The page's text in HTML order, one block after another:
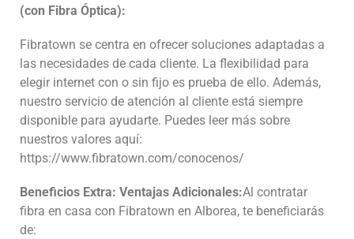
(con Fibra Óptica):
Fibratown se centra en ofrecer soluciones adaptadas a
las necesidades de cada cliente. La flexibilidad para
elegir internet con o sin fijo es prueba de ello. Además,
nuestro servicio de atención al cliente está siempre
disponible para ayudarte. Puedes leer más sobre
nuestros valores aquí:
https://www.fibratown.com/conocenos/
Beneficios Extra: Ventajas Adicionales:Al contratar
fibra en casa con Fibratown en Alborea, te beneficiarás
de: